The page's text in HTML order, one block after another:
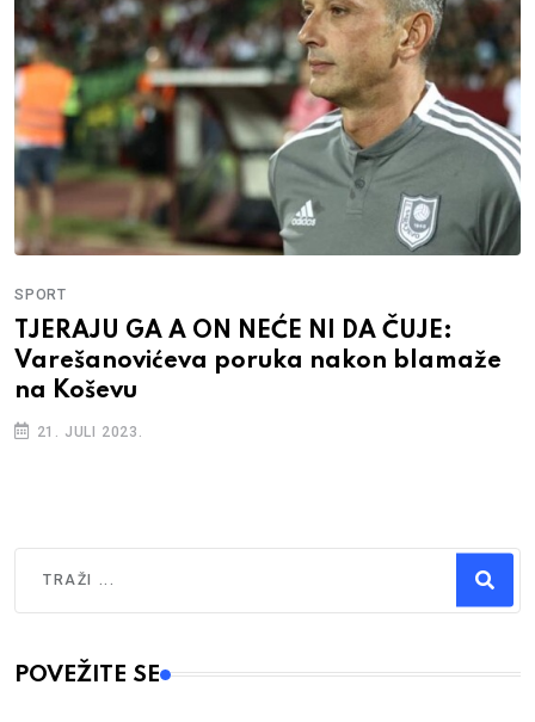
SPORT
TJERAJU GA A ON NEĆE NI DA ČUJE:
Varešanovićeva poruka nakon blamaže
na Koševu
21. JULI 2023.
Type 2 or more characters for results.
POVEŽITE SE